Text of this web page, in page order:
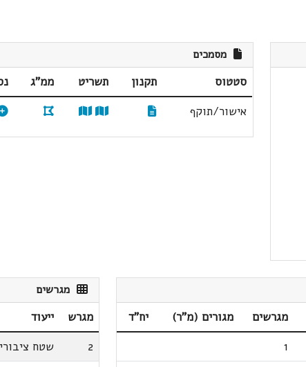
מסמכים
סטטוס תקנון תשריט ממ"ג
אישור/תוקף
מגרשים מגורים (מ"ר)
יח"ד
1
מגרשים
מגרש ייעוד
2
שטח